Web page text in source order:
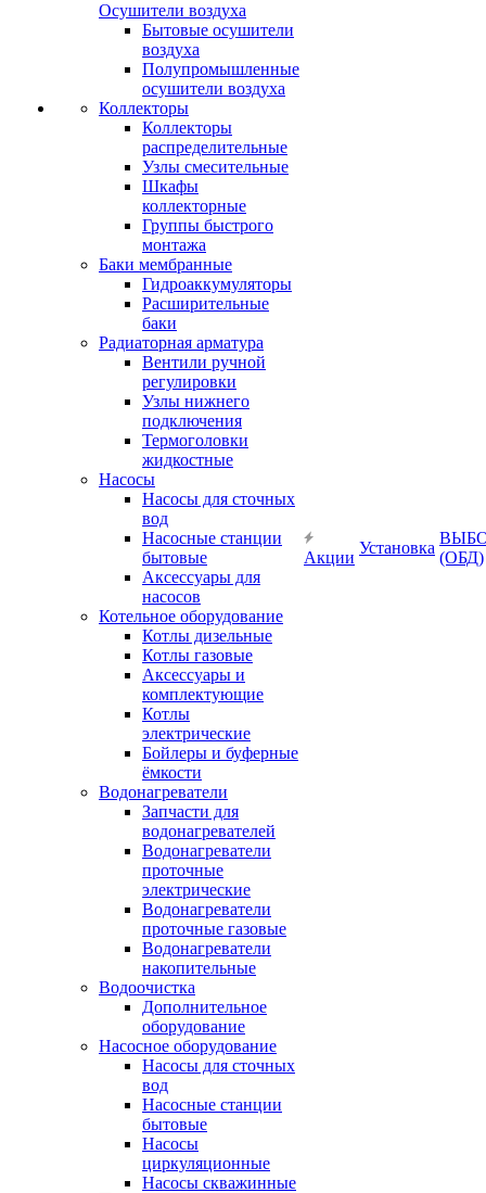
Осушители воздуха
Бытовые осушители
воздуха
Полупромышленные
осушители воздуха
Коллекторы
Коллекторы
распределительные
Узлы смесительные
Шкафы
коллекторные
Группы быстрого
монтажа
Баки мембранные
Гидроаккумуляторы
Расширительные
баки
Радиаторная арматура
Вентили ручной
регулировки
Узлы нижнего
подключения
Термоголовки
жидкостные
Насосы
Насосы для сточных
вод
Насосные станции
бытовые
Аксессуары для
насосов
Котельное оборудование
Котлы дизельные
Котлы газовые
Аксессуары и
комплектующие
Котлы
электрические
Бойлеры и буферные
ёмкости
Водонагреватели
Запчасти для
водонагревателей
Водонагреватели
проточные
электрические
Водонагреватели
проточные газовые
Водонагреватели
накопительные
Водоочистка
Дополнительное
оборудование
Насосное оборудование
Насосы для сточных
вод
Насосные станции
бытовые
Насосы
циркуляционные
Насосы скважинные
Акции
Установка
(ОБД)